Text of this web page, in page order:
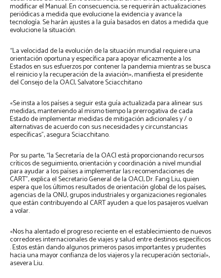
modificar el Manual. En consecuencia, se requerirán actualizaciones
periódicas a medida que evolucione la evidencia y avance la
tecnología. Se harán ajustes a la guía basados ​​en datos a medida que
evolucione la situación.
“La velocidad de la evolución de la situación mundial requiere una
orientación oportuna y específica para apoyar eficazmente a los
Estados en sus esfuerzos por contener la pandemia mientras se busca
el reinicio y la recuperación de la aviación», manifiesta el presidente
del Consejo de la OACI, Salvatore Sciacchitano
«Se insta a los países a seguir esta guía actualizada para alinear sus
medidas, manteniendo al mismo tiempo la prerrogativa de cada
Estado de implementar medidas de mitigación adicionales y / o
alternativas de acuerdo con sus necesidades y circunstancias
específicas”, asegura Sciacchitano.
Por su parte, “la Secretaría de la OACI está proporcionando recursos
críticos de seguimiento, orientación y coordinación a nivel mundial
para ayudar a los países a implementar las recomendaciones de
CART”, explica el Secretario General de la OACI, Dr. Fang Liu, quien
espera que los últimos resultados de orientación global de los países,
agencias de la ONU, grupos industriales y organizaciones regionales
que están contribuyendo al CART ayuden a que los pasajeros vuelvan
a volar.
«Nos ha alentado el progreso reciente en el establecimiento de nuevos
corredores internacionales de viajes y salud entre destinos específicos
. Estos están dando algunos primeros pasos importantes y prudentes
hacia una mayor confianza de los viajeros y la recuperación sectorial»,
asevera Liu.